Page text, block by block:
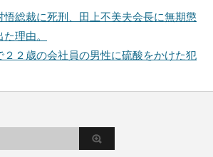
悟総裁に死刑、田上不美夫会長に無期懲
理由。
２２歳の会社員の男性に硫酸をかけた犯